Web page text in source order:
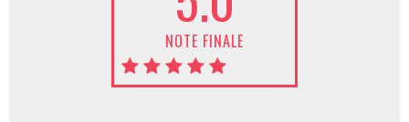
NOTE FINALE